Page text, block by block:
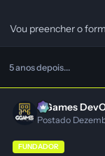
Vou preencher o
5 anos depois...
GGames
Postado
FUNDADOR